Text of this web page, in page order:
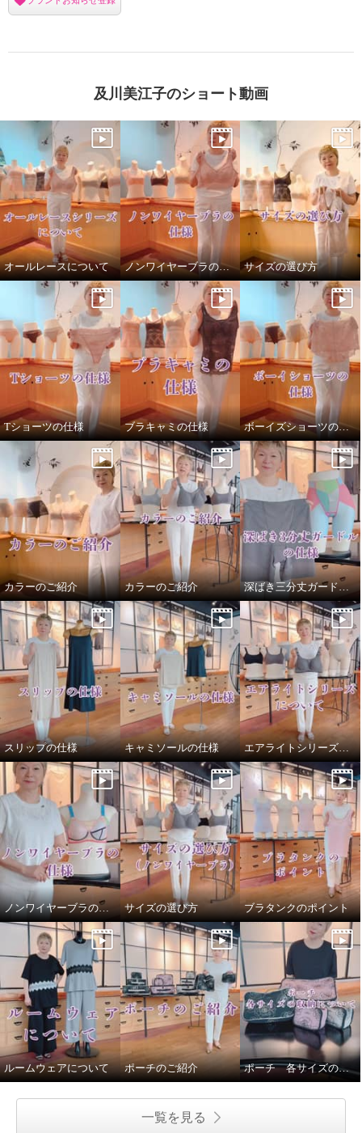
美人工房 いい肌コットン 消臭・
吸水ガードル
クラッシーグレー ３Ｌ
¥0
及川美江子のショート動画
オールレースについて ノンワイヤーブラの仕様 サイズの選び方
Tショーツの仕様 ブラキャミの仕様 ボーイズショーツの仕様
カラーのご紹介 カラーのご紹介 深ばき三分丈ガードルの仕様
スリップの仕様 キャミソールの仕様 エアライトシリーズについて
ノンワイヤーブラの仕様 サイズの選び方 ブラタンクのポイント
ルームウェアについて ポーチのご紹介 ポーチ 各サイズの収納について
一覧を見る